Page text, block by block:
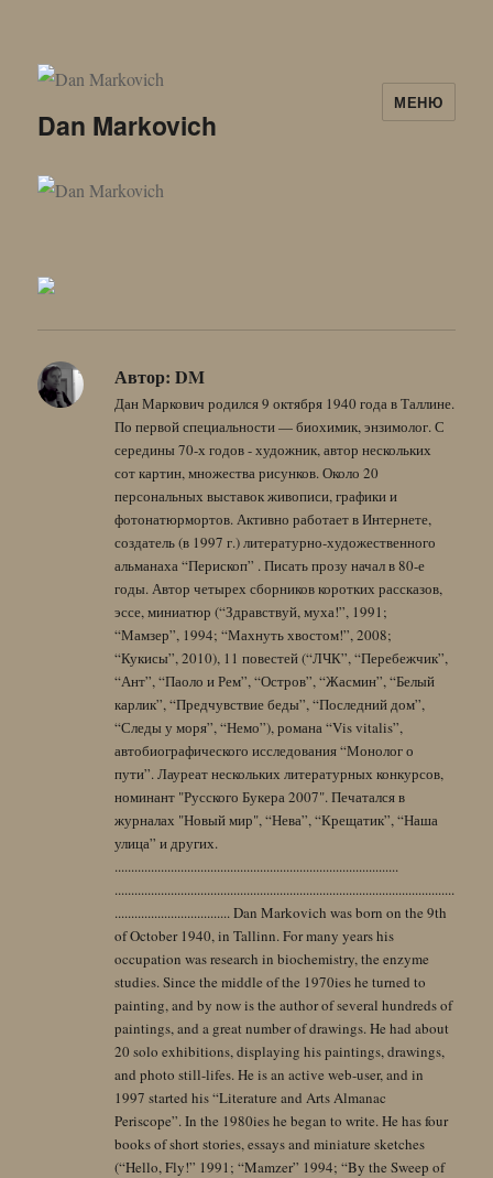
Dan Markovich
МЕНЮ
Автор: DM
Дан Маркович родился 9 октября 1940 года в Таллине.
По первой специальности — биохимик, энзимолог. С
середины 70-х годов - художник, автор нескольких
сот картин, множества рисунков. Около 20
персональных выставок живописи, графики и
фотонатюрмортов. Активно работает в Интернете,
создатель (в 1997 г.) литературно-художественного
альманаха “Перископ” . Писать прозу начал в 80-е
годы. Автор четырех сборников коротких рассказов,
эссе, миниатюр (“Здравствуй, муха!”, 1991;
“Мамзер”, 1994; “Махнуть хвостом!”, 2008;
“Кукисы”, 2010), 11 повестей (“ЛЧК”, “Перебежчик”,
“Ант”, “Паоло и Рем”, “Остров”, “Жасмин”, “Белый
карлик”, “Предчувствие беды”, “Последний дом”,
“Следы у моря”, “Немо”), романа “Vis vitalis”,
автобиографического исследования “Монолог о
пути”. Лауреат нескольких литературных конкурсов,
номинант "Русского Букера 2007". Печатался в
журналах "Новый мир", “Нева”, “Крещатик”, “Наша
улица” и других.
......................................................................................
.......................................................................................................
................................... Dan Markovich was born on the 9th
of October 1940, in Tallinn. For many years his
occupation was research in biochemistry, the enzyme
studies. Since the middle of the 1970ies he turned to
painting, and by now is the author of several hundreds of
paintings, and a great number of drawings. He had about
20 solo exhibitions, displaying his paintings, drawings,
and photo still-lifes. He is an active web-user, and in
1997 started his “Literature and Arts Almanac
Periscope”. In the 1980ies he began to write. He has four
books of short stories, essays and miniature sketches
(“Hello, Fly!” 1991; “Mamzer” 1994; “By the Sweep of